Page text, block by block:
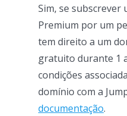
Sim, se subscrever
Premium por um
tem direito a um
gratuito durante 1
condições
domínio com a
documentação.